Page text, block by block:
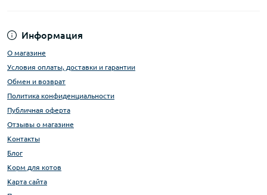
Информация
О магазине
Условия оплаты, доставки и гарантии
Обмен и возврат
Политика конфиденциальности
Публичная оферта
Отзывы о магазине
Контакты
Блог
Корм для котов
Карта сайта